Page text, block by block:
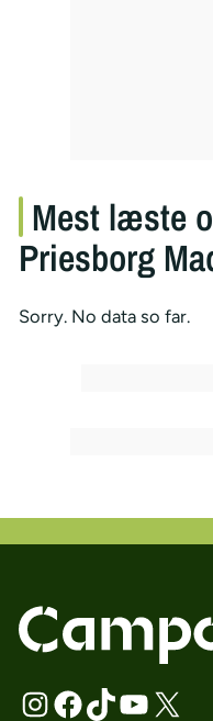
Mest læste
Priesborg
Sorry. No data so far.